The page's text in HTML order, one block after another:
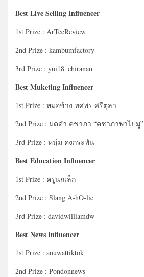
Best Live Selling Influencer
1st Prize : ArTeeReview
2nd Prize : kambumfactory
3rd Prize : yui18_chiranan
Best Muketing Influencer
1st Prize : หมอช้าง ทศพร ศรีตุลา
2nd Prize : มดดำ คชาภา “คชาภาพาไปมู”
3rd Prize : หนุ่ม คงกระพัน
Best Education Influencer
1st Prize : ครูนกเล็ก
2nd Prize : Slang A-hO-lic
3rd Prize : davidwilliamdw
Best News Influencer
1st Prize : anuwattiktok
2nd Prize : Pondonnews